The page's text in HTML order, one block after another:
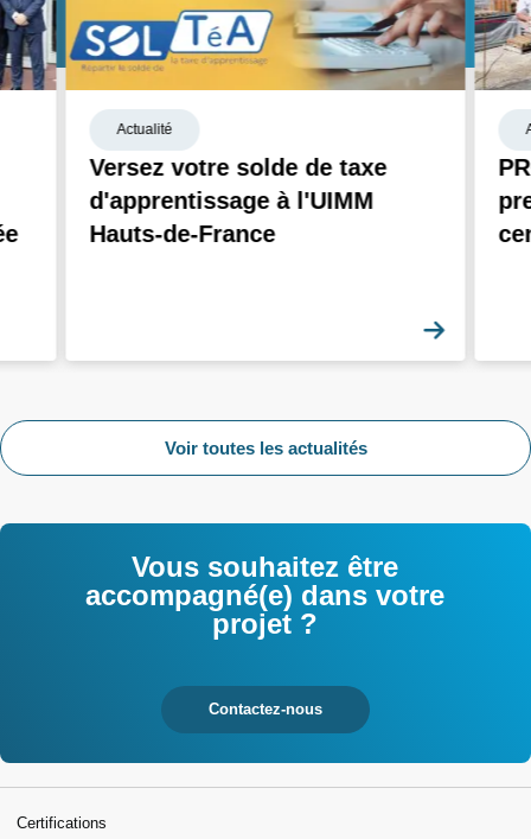
Actualité
Versez votre solde de taxe
d'apprentissage à l'UIMM
Hauts-de-France
Voir toutes les actualités
Vous souhaitez être
accompagné(e) dans votre
projet ?
Contactez-nous
Certifications